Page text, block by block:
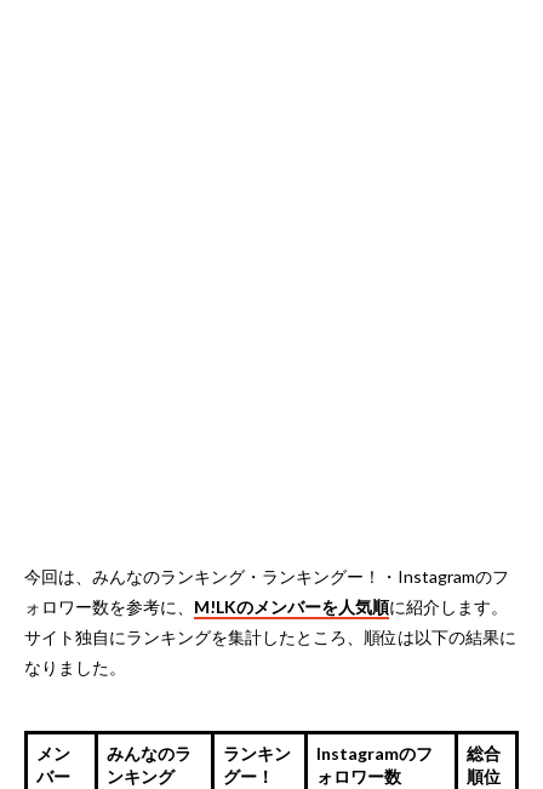
今回は、みんなのランキング・ランキングー！・Instagramのフ
ォロワー数を参考に、 M!LKのメンバーを人気順に紹介します。
サイト独自にランキングを集計したところ、順位は以下の結果に
なりました。
メン
バー
みんなのラ
ンキング
ランキン
グー！
Instagramのフ
ォロワー数
総合
順位